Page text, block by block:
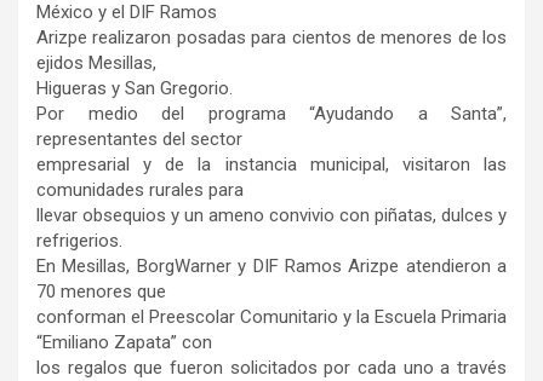
México y el DIF Ramos
Arizpe realizaron posadas para cientos de menores de los
ejidos Mesillas,
Higueras y San Gregorio.
Por medio del programa “Ayudando a Santa”,
representantes del sector
empresarial y de la instancia municipal, visitaron las
comunidades rurales para
llevar obsequios y un ameno convivio con piñatas, dulces y
refrigerios.
En Mesillas, BorgWarner y DIF Ramos Arizpe atendieron a
70 menores que
conforman el Preescolar Comunitario y la Escuela Primaria
“Emiliano Zapata” con
los regalos que fueron solicitados por cada uno a través